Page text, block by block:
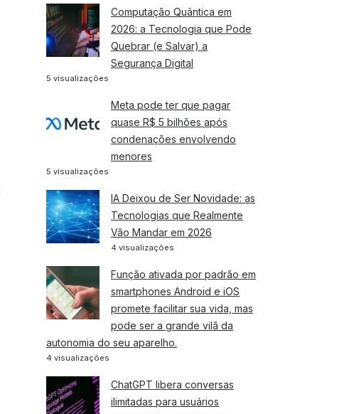
Computação Quântica em
2026: a Tecnologia que Pode
Quebrar (e Salvar) a
Segurança Digital
5 visualizações
Meta pode ter que pagar
quase R$ 5 bilhões após
condenações envolvendo
menores
5 visualizações
IA Deixou de Ser Novidade: as
Tecnologias que Realmente
Vão Mandar em 2026
4 visualizações
Função ativada por padrão em
smartphones Android e iOS
promete facilitar sua vida, mas
pode ser a grande vilã da
autonomia do seu aparelho.
4 visualizações
ChatGPT libera conversas
ilimitadas para usuários